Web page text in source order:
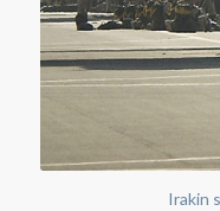
Irakin